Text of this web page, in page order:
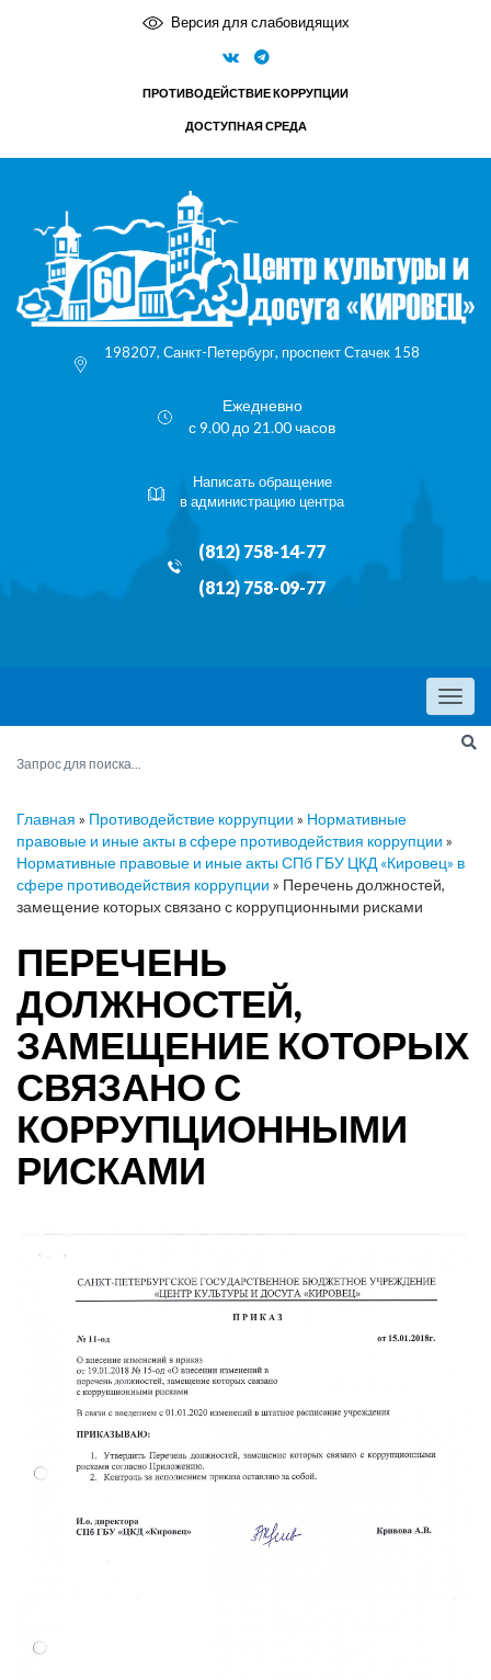
Версия для слабовидящих
ПРОТИВОДЕЙСТВИЕ КОРРУПЦИИ
ДОСТУПНАЯ СРЕДА
198207, Санкт-Петербург, проспект Стачек 158
Ежедневно
с 9.00 до 21.00 часов
Написать обращение
в администрацию центра
(812) 758-14-77
(812) 758-09-77
Menu
Главная » Противодействие коррупции » Нормативные
правовые и иные акты в сфере противодействия коррупции »
Нормативные правовые и иные акты СПб ГБУ ЦКД «Кировец» в
сфере противодействия коррупции » Перечень должностей,
замещение которых связано с коррупционными рисками
ПЕРЕЧЕНЬ
ДОЛЖНОСТЕЙ,
ЗАМЕЩЕНИЕ КОТОРЫХ
СВЯЗАНО С
КОРРУПЦИОННЫМИ
РИСКАМИ